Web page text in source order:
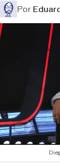
Por